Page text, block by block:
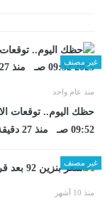
غير مصنف
منذ عام واحد
09:52 صـ منذ 27 دقيقة
غير مصنف
منذ 10 أشهر